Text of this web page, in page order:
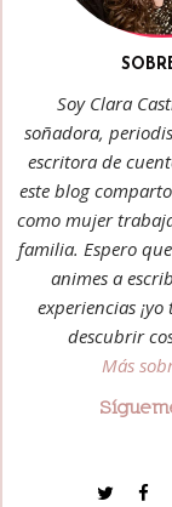
Soy Clara
soñadora,
escritora de
este blog
como mujer
familia. Espero
animes a
experiencias
descubrir
Más